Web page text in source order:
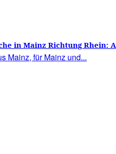
in Mainz Richtung Rhein:
– Haben die Mainzer